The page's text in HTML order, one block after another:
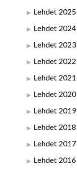
Lehdet 2025
Lehdet 2024
Lehdet 2023
Lehdet 2022
Lehdet 2021
Lehdet 2020
Lehdet 2019
Lehdet 2018
Lehdet 2017
Lehdet 2016